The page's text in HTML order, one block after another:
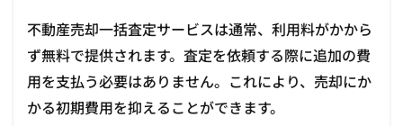
不動産売却一括査定サービスは通常、利用料がかから
ず無料で提供されます。査定を依頼する際に追加の費
用を支払う必要はありません。これにより、売却にか
かる初期費用を抑えることができます。